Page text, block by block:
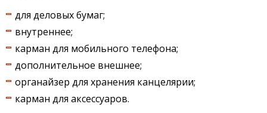
для деловых бумаг;
внутреннее;
карман для мобильного телефона;
дополнительное внешнее;
органайзер для хранения канцелярии;
карман для аксессуаров.